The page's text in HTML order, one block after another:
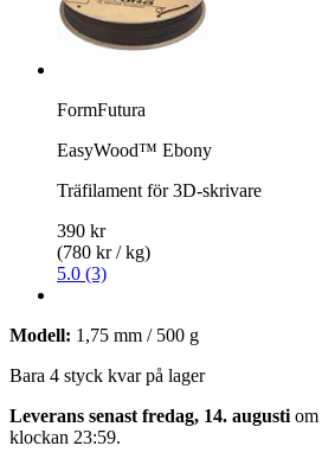
FormFutura
EasyWood™ Ebony
Träfilament för 3D-skrivare
390 kr
(780 kr / kg)
5.0 (3)
Modell: 1,75 mm / 500 g
Bara 4 styck kvar på lager
Leverans senast fredag, 14. augusti om
klockan 23:59.